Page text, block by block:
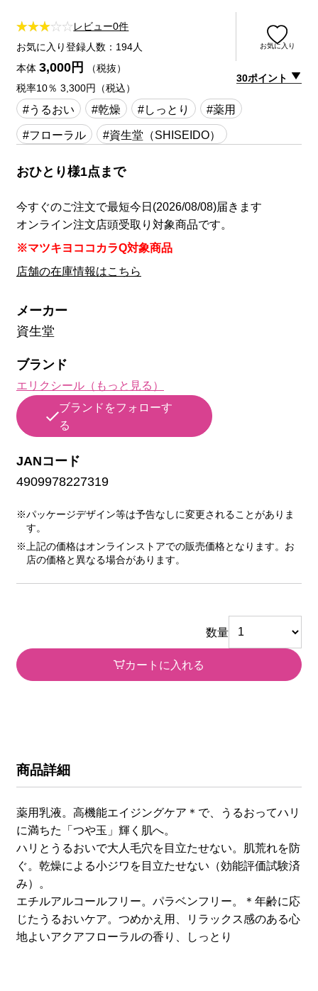
レビュー0件
お気に入り登録人数：194人
お気に入り
本体 3,000円
（税抜）
税率10％ 3,300円（税込）
30ポイント
#うるおい #乾燥 #しっとり
#薬用
#フローラル
#資生堂（SHISEIDO）
おひとり様1点まで
今すぐのご注文で最短今日(2026/08/08)届きます
オンライン注文店頭受取り対象商品です。
※マツキヨココカラQ対象商品
店舗の在庫情報はこちら
メーカー
資生堂
ブランド
エリクシール（もっと見る）
ブランドをフォローす
る
JANコード
4909978227319
※パッケージデザイン等は予告なしに変更されることがありま
す。
※上記の価格はオンラインストアでの販売価格となります。お
店の価格と異なる場合があります。
数量
カートに入れる
商品詳細
薬用乳液。高機能エイジングケア＊で、うるおってハリ
に満ちた「つや玉」輝く肌へ。
ハリとうるおいで大人毛穴を目立たせない。肌荒れを防
ぐ。乾燥による小ジワを目立たせない（効能評価試験済
み）。
エチルアルコールフリー。パラベンフリー。＊年齢に応
じたうるおいケア。つめかえ用、リラックス感のある心
地よいアクアフローラルの香り、しっとり